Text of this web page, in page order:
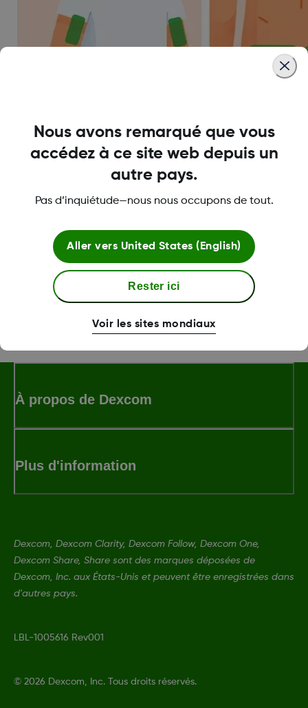
d’autres sites d’insertion. Consultez votre
professionnel de santé pour déterminer quel
site d’insertion vous conviendrait le mieux.
Vous trouverez plus d’instructions ici:
d’insertion du capteur
Was this article helpful?
À propos de Dexcom
Plus d'information
Dexcom, Dexcom Clarity, Dexcom Follow, Dexcom One,
Dexcom Share, Share sont des marques déposées de
Dexcom, Inc. aux États-Unis et peuvent être enregistrées dans
d'autres pays.
LBL-1005616 Rev001
© 2026 Dexcom, Inc. Tous droits réservés.
Nous avons remarqué que vous
accédez à ce site web depuis un
autre pays.
Pas d’inquiétude—nous nous occupons de tout.
Aller vers United States (English)
Rester ici
Voir les sites mondiaux